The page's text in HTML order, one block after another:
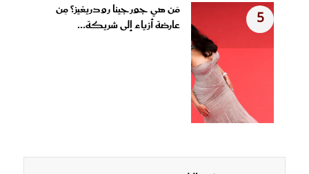
5
مَن هي جورجينا رودريغيز؟ مِن
عارضة أزياء إلى شريكة...